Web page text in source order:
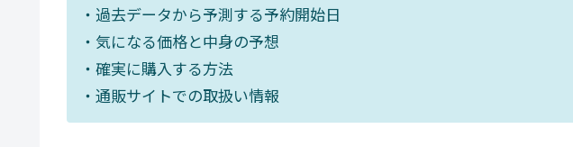
・過去データから予測する予約開始日
・気になる価格と中身の予想
・確実に購入する方法
・通販サイトでの取扱い情報